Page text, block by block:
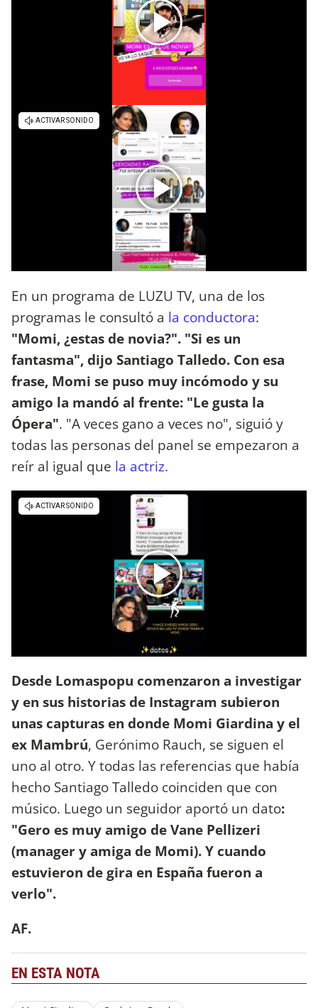
En un programa de LUZU TV, una de los
programas le consultó a la conductora:
"Momi, ¿estas de novia?". "Si es un
fantasma", dijo Santiago Talledo. Con esa
frase, Momi se puso muy incómodo y su
amigo la mandó al frente: "Le gusta la
Ópera". "A veces gano a veces no", siguió y
todas las personas del panel se empezaron a
reír al igual que la actriz.
Desde Lomaspopu comenzaron a investigar
y en sus historias de Instagram subieron
unas capturas en donde Momi Giardina y el
ex Mambrú, Gerónimo Rauch, se siguen el
uno al otro. Y todas las referencias que había
hecho Santiago Talledo coinciden que con
músico. Luego un seguidor aportó un dato:
"Gero es muy amigo de Vane Pellizeri
(manager y amiga de Momi). Y cuando
estuvieron de gira en España fueron a
verlo".
AF.
EN ESTA NOTA